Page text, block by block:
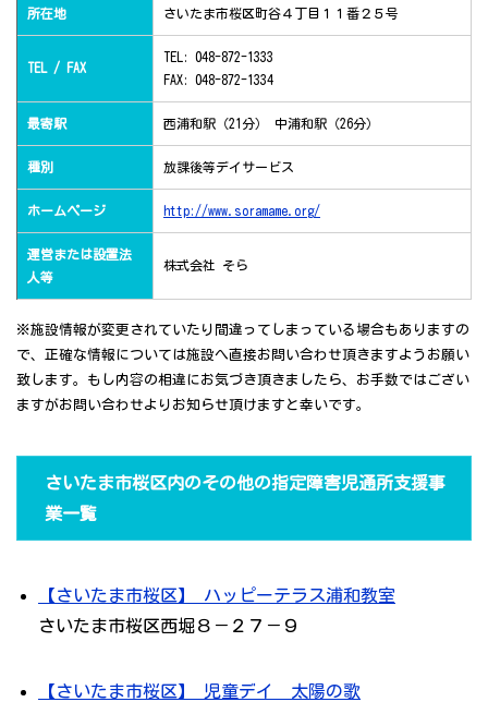
所在地 さいたま市桜区町谷４丁目１１番２５号
TEL / FAX
TEL: 048-872-1333
FAX: 048-872-1334
最寄駅 西浦和駅（21分） 中浦和駅（26分）
種別 放課後等デイサービス
ホームページ http://www.soramame.org/
運営または設置法
人等
株式会社 そら
※施設情報が変更されていたり間違ってしまっている場合もありますの
で、正確な情報については施設へ直接お問い合わせ頂きますようお願い
致します。もし内容の相違にお気づき頂きましたら、お手数ではござい
ますがお問い合わせよりお知らせ頂けますと幸いです。
さいたま市桜区内のその他の指定障害児通所支援事
業一覧
【さいたま市桜区】 ハッピーテラス浦和教室
さいたま市桜区西堀８－２７－９
【さいたま市桜区】 児童デイ 太陽の歌